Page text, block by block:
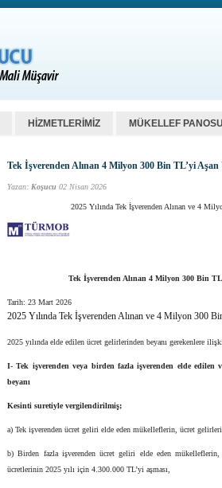
HİZMETLERİMİZ MÜKELLEF PANOSU
Tek İşverenden Alınan 4 Milyon 300 Bin TL’yi
Yazan: Koşucu 02 Nisan 2026
2025 Yılında Tek İşverenden Alınan ve 4
Tek İşverenden Alınan 4 Milyon 300 Bin
Tarih: 23 Mart 2026
2025 Yılında Tek İşverenden Alınan ve 4 Milyon 300
2025 yılında elde edilen ücret gelirlerinden beyanı gerekenlere
I- Tek işverenden veya birden fazla işverenden elde
beyanı
Kesinti suretiyle vergilendirilmiş;
a) Tek işverenden ücret geliri elde eden mükelleflerin, ücret
b) Birden fazla işverenden ücret geliri elde eden
ücretlerinin 2025 yılı için 4.300.000 TL’yi aşması,